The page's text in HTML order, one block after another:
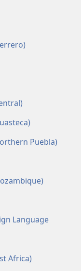
Puebla)
Language
Africa)